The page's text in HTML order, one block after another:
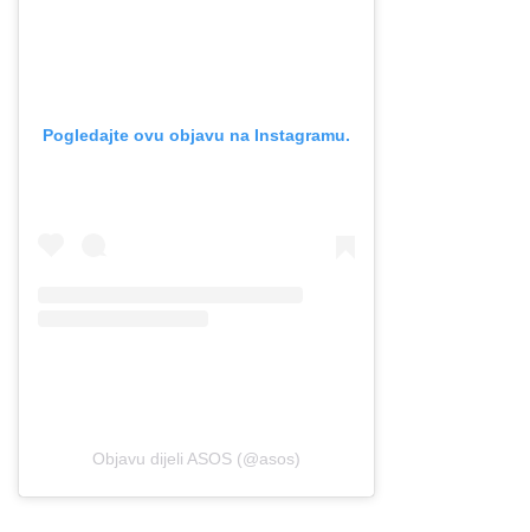
Pogledajte ovu objavu na Instagramu.
Objavu dijeli ASOS (@asos)